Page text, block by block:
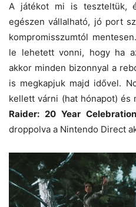
A játékot mi is teszteltük,
egészen vállalható, jó port
kompromisszumtól
le lehetett vonni, hogy ha
akkor minden bizonnyal a
is megkapjuk majd idővel.
kellett várni (hat hónapot) és
Raider: 20 Year Celebration
droppolva a Nintendo Direct